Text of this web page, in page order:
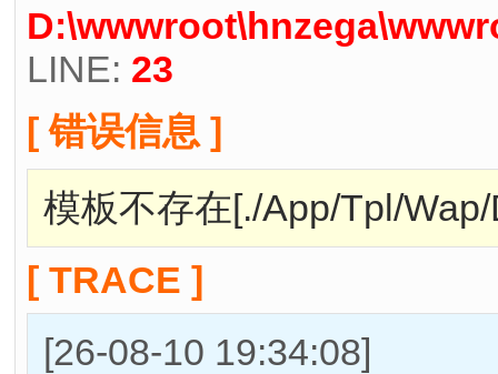
LINE: 23
[ 错误信息 ]
模板不存在[./App/Tpl/
[ TRACE ]
[26-08-10 19:34:08]